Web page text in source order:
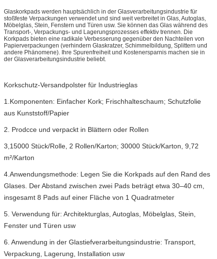
Glaskorkpads werden hauptsächlich in der Glasverarbeitungsindustrie für
stoßfeste Verpackungen verwendet und sind weit verbreitet in Glas, Autoglas,
Möbelglas, Stein, Fenstern und Türen usw. Sie können das Glas während des
Transport-, Verpackungs- und Lagerungsprozesses effektiv trennen. Die
Korkpads bieten eine radikale Verbesserung gegenüber den Nachteilen von
Papierverpackungen (verhindern Glaskratzer, Schimmelbildung, Splittern und
andere Phänomene). Ihre Spurenfreiheit und Kostenersparnis machen sie in
der Glasverarbeitungsindustrie beliebt.
Korkschutz-Versandpolster für Industrieglas
1.Komponenten: Einfacher Kork; Frischhalteschaum; Schutzfolie
aus Kunststoff/Papier
2. Prodcce und verpackt in Blättern oder Rollen
3,15000 Stück/Rolle, 2 Rollen/Karton; 30000 Stück/Karton, 9,72
m²/Karton
4.Anwendungsmethode: Legen Sie die Korkpads auf den Rand des
Glases. Der Abstand zwischen zwei Pads beträgt etwa 30–40 cm,
insgesamt 8 Pads auf einer Fläche von 1 Quadratmeter
5. Verwendung für: Architekturglas, Autoglas, Möbelglas, Stein,
Fenster und Türen usw
6. Anwendung in der Glastiefverarbeitungsindustrie: Transport,
Verpackung, Lagerung, Installation usw